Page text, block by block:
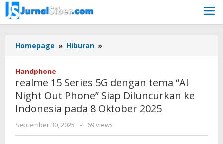
Skip
to
content
Homepage » Hiburan »
15
dengan
tema
"AI
Out
Phone"
Handphone
realme 15 Series 5G dengan tema “AI
Night Out Phone” Siap Diluncurkan ke
Indonesia pada 8 Oktober 2025
September 30, 2025
by
Jurnalsiber
- 69 views